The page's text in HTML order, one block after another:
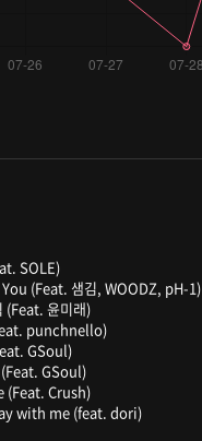
SOLE)
(Feat. 샘김, WOODZ, pH-1)
(Feat. 윤미래)
punchnello)
GSoul)
GSoul)
(Feat. Crush)
with me (feat. dori)